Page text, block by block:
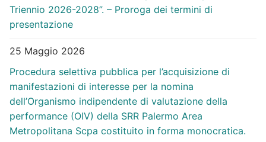
Triennio 2026-2028”. – Proroga dei termini di
presentazione
25 Maggio 2026
Procedura selettiva pubblica per l’acquisizione di
manifestazioni di interesse per la nomina
dell’Organismo indipendente di valutazione della
performance (OIV) della SRR Palermo Area
Metropolitana Scpa costituito in forma monocratica.